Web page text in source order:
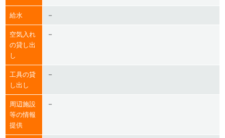
給水 －
空気入れ
の貸し出
し
－
工具の貸
し出し
－
周辺施設
等の情報
提供
－